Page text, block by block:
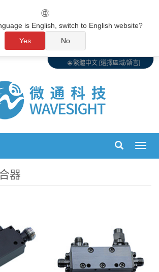
🌐 繁體中文 [選擇區域/語言]
切
器
🌐
is English, switch to English website?
Yes
No